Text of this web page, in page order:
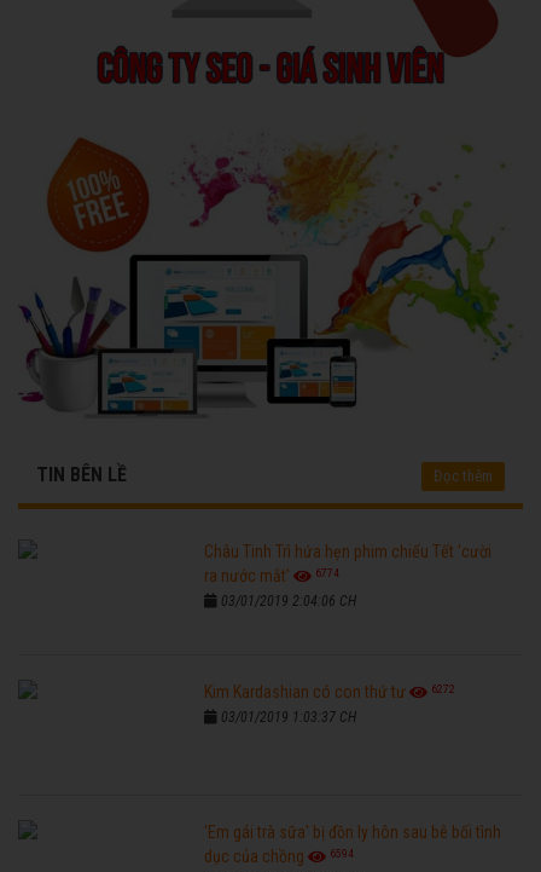
TIN BÊN LỀ Đọc thêm
Châu Tinh Trì hứa hẹn phim chiếu Tết 'cười
ra nước mắt'
6774
03/01/2019 2:04:06 CH
Kim Kardashian có con thứ tư 6272
03/01/2019 1:03:37 CH
'Em gái trà sữa' bị đồn ly hôn sau bê bối tình
dục của chồng
6594